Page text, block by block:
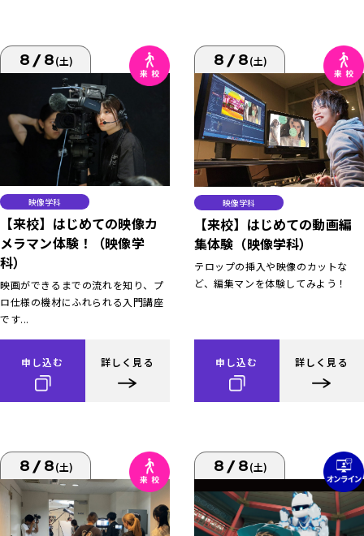
8/8(土)
映像学科
【来校】はじめての映像カ
メラマン体験！（映像学
科）
映画ができるまでの流れを知り、プ
ロ仕様の機材にふれられる入門講座
です...
申し込む 詳しく見る
8/8(土)
映像学科
【来校】はじめての動画編
集体験（映像学科）
テロップの挿入や映像のカットな
ど、編集マンを体験してみよう！
申し込む 詳しく見る
8/8(土) 8/8(土)